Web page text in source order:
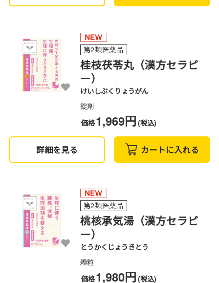
第2類医薬品
桂枝茯苓丸（漢方セラピ
ー）
けいしぶくりょうがん
錠剤
価格1,969円 (税込)
詳細を見る カートに入れる
第2類医薬品
桃核承気湯（漢方セラピ
ー）
とうかくじょうきとう
顆粒
価格1,980円 (税込)